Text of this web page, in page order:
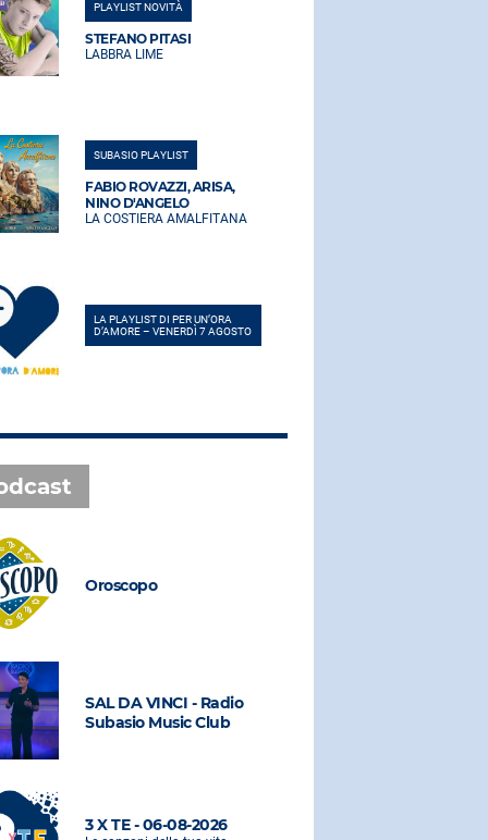
PLAYLIST NOVITÀ
STEFANO PITASI
LABBRA LIME
SUBASIO PLAYLIST
FABIO ROVAZZI, ARISA,
NINO D'ANGELO
LA COSTIERA AMALFITANA
LA PLAYLIST DI PER UN’ORA
D’AMORE – VENERDÌ 7 AGOSTO
Oroscopo
SAL DA VINCI - Radio
Subasio Music Club
3 X TE - 06-08-2026